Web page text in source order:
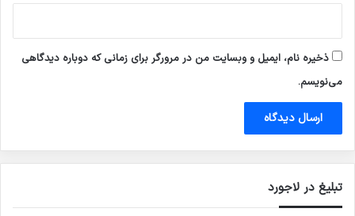
ذخیره نام، ایمیل و وبسایت من در مرورگر برای زمانی که دوباره دیدگاهی
می‌نویسم.
تبلیغ در لاجورد